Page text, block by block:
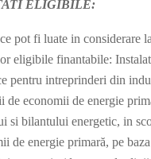
ELIGIBILE:
pot fi luate in considerare
eligibile finantabile:
pentru intreprinderi din
de economii de energie
si bilantului energetic, in
de energie primară, pe